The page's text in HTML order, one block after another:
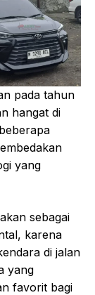
pada tahun
hangat di
yang
sebagai
karena
di jalan
yang
favorit bagi